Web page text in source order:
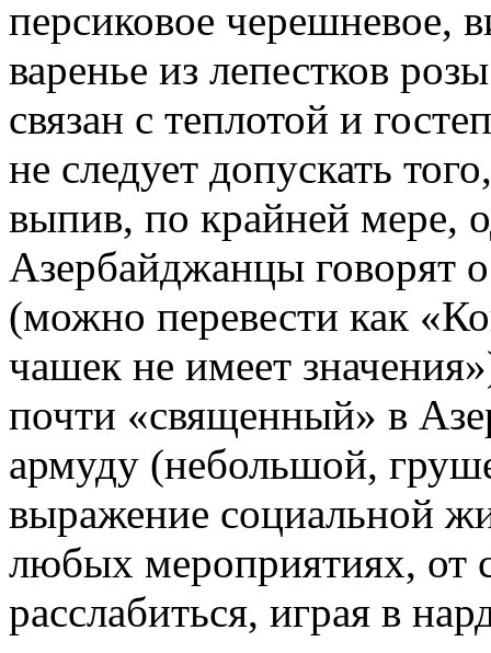
персиковое черешневое,
варенье из лепестков
связан с теплотой и
не следует допускать
выпив, по крайней мере,
Азербайджанцы говорят
(можно перевести как
чашек не имеет
почти «священный» в
армуду (небольшой,
выражение социальной
любых мероприятиях, от
расслабиться, играя в